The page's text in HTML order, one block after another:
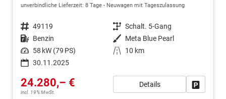
unverbindliche Lieferzeit: 8 Tage Neuwagen mit Tageszulassung
Fahrzeugnr. 49119 Getriebe Schalt. 5-Gang
Kraftstoff Benzin Außenfarbe Meta Blue Pearl
Leistung 58 kW (79 PS) Kilometerstand
10 km
30.11.2025
24.280,– €
incl. 19% MwSt.
Details